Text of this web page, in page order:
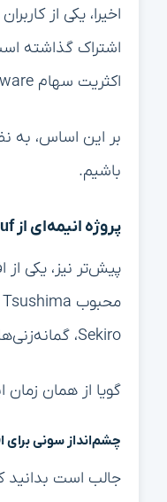
اکثریت سهام FromSoftware، سازنده Sekiro) به ثبت رسیده است.
باشیم.
پروژه انیمه‌ای از oecuf، چهره‌ای آشنا در دنیای انیمه
Sekiro، گمانه‌زنی‌ها در مورد صحت ادعای oecuf قوت گرفته است.
گویا از همان
چشم‌انداز سونی